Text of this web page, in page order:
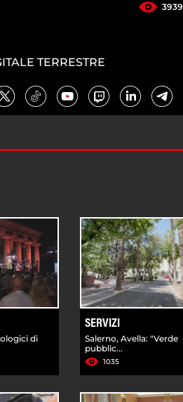
3939
TERRESTRE
di
SERVIZI
Salerno, Avella: "Verde
pubblic...
1035